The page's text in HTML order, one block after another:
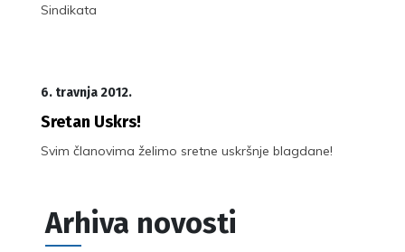
Sindikata
6. travnja 2012.
Sretan Uskrs!
Svim članovima želimo sretne uskršnje blagdane!
Arhiva novosti